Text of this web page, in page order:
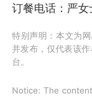
订餐电话：严
特别声明：本文为
并发布，仅代表该
台。
Notice: The